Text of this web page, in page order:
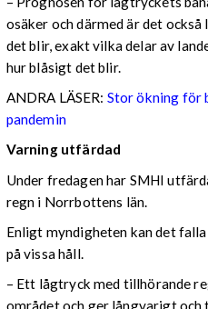
osäker och därmed är det
det blir, exakt vilka delar av
hur blåsigt det blir.
ANDRA LÄSER: Stor ökning för
pandemin
Varning utfärdad
Under fredagen har SMHI
regn i Norrbottens län.
Enligt myndigheten kan det
på vissa håll.
– Ett lågtryck med tillhörande
området och ger långvarigt